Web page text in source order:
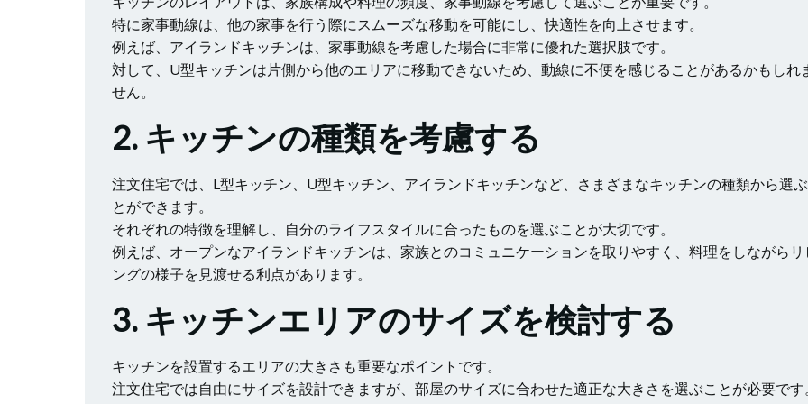
特に家事動線は、他の家事を行う際にスムーズな移動を可能にし、快適性を向上させます。
例えば、アイランドキッチンは、家事動線を考慮した場合に非常に優れた選択肢です。
対して、U型キッチンは片側から他のエリアに移動できないため、動線に不便を感じることがあるかもしれ
せん。
2. キッチンの種類を考慮する
注文住宅では、L型キッチン、U型キッチン、アイランドキッチンなど、さまざまなキッチンの種類から選ぶ
とができます。
それぞれの特徴を理解し、自分のライフスタイルに合ったものを選ぶことが大切です。
例えば、オープンなアイランドキッチンは、家族とのコミュニケーションを取りやすく、料理をしながらリ
ングの様子を見渡せる利点があります。
3. キッチンエリアのサイズを検討する
キッチンを設置するエリアの大きさも重要なポイントです。
注文住宅では自由にサイズを設計できますが、部屋のサイズに合わせた適正な大きさを選ぶことが必要です